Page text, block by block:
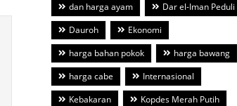
dan harga ayam
Dar el-Iman Peduli
Dauroh
Ekonomi
harga bahan pokok
harga bawang
harga cabe
Internasional
Kebakaran
Kopdes Merah Putih